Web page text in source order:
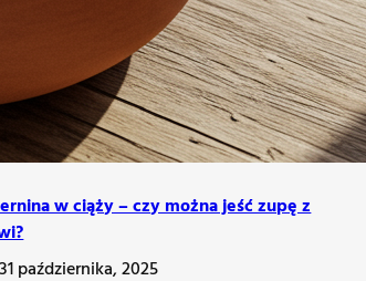
ziemniaczane w ciąży – czy można
31 października, 2025
w ciąży – czy można jeść zupę z
31 października, 2025